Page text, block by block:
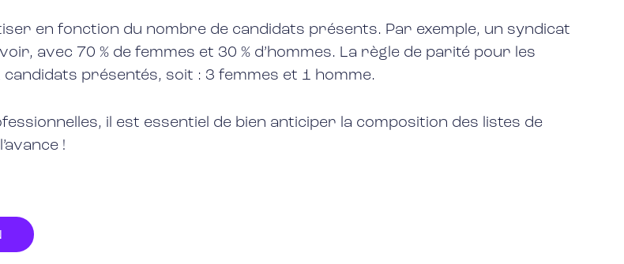
en fonction du nombre de candidats présents. Par exemple, un syndicat
avec 70 % de femmes et 30 % d’hommes. La règle de parité pour les
présentés, soit : 3 femmes et 1 homme.
il est essentiel de bien anticiper la composition des listes de
!